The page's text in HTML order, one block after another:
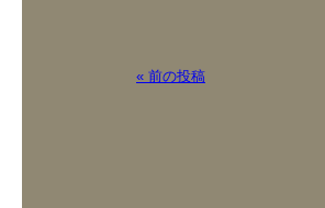
« 前の投稿